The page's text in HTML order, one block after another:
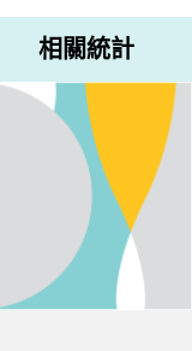
相關統計